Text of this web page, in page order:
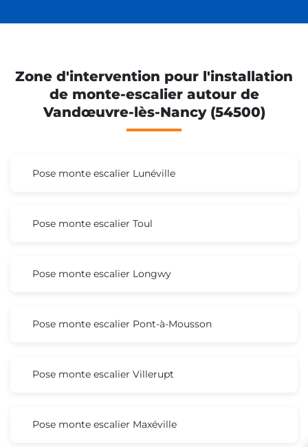
Zone d'intervention pour l'installation
de monte-escalier autour de
Vandœuvre-lès-Nancy (54500)
Pose monte escalier Lunéville
Pose monte escalier Toul
Pose monte escalier Longwy
Pose monte escalier Pont-à-Mousson
Pose monte escalier Villerupt
Pose monte escalier Maxéville